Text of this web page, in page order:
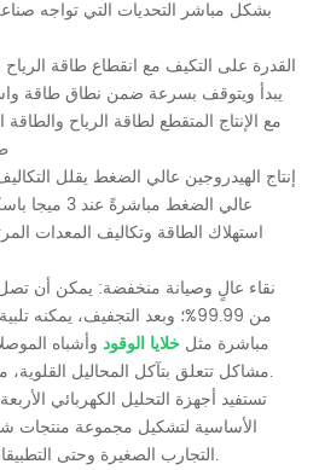
مع الإنتاج المتقطع لطاقة الرياح
عالي الضغط
استهلاك الطاقة وتكاليف المعدات
من 99.99%؛ وبعد التجفيف،
مباشرة مثل خلايا الوقود وأشباه
مشاكل تتعلق بتآكل المحاليل القلوية، مما يؤدي إلى عمر خدمة أطول.
تستفيد أجهزة التحليل الكهربائي
الأساسية لتشكيل مجموعة
التجارب الصغيرة وحتى التطبيقات الصناعية من فئة الميغاواط.